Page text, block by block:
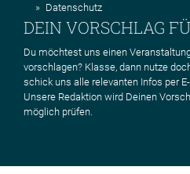
Datenschutz
DEIN VORSCHLAG
Du möchtest uns einen
vorschlagen? Klasse, dann nutze
schick uns alle relevanten Infos per
Unsere Redaktion wird Deinen
möglich prüfen.